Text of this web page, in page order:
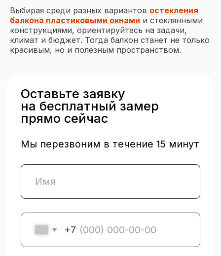
Выбирая среди разных вариантов остекления
балкона пластиковыми окнами и стеклянными
конструкциями, ориентируйтесь на задачи,
климат и бюджет. Тогда балкон станет не только
красивым, но и полезным пространством.